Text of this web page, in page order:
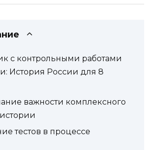
с контрольными работами
История России для 8
важности комплексного
тестов в процессе